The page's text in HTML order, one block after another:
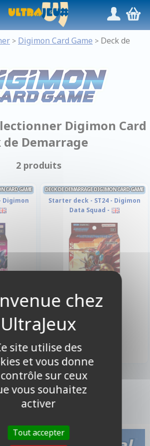
/,
> Digimon Card Game > Deck de
Digimon Card
de Demarrage
2 produits
CARD GAME
Digimon
DECK DE DEMARRAGE DIGIMON CARD GAME
Starter deck - ST24 - Digimon
Data Squad -
2 produits
site utilise des
et vous donne
sur ceux
vous souhaitez
activer
Tout accepter